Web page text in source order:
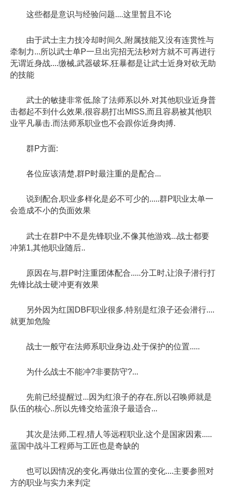
这些都是意识与经验问题....这里暂且不论
由于武士主力技冷却时间久,附属技能又没有连贯性与
牵制力...所以武士单P一旦出完招无法秒对方就不可再进行
无谓近身战....缴械,武器破坏,狂暴都是让武士近身对砍无助
的技能
武士的敏捷非常低,除了法师系以外.对其他职业近身普
击都起不到什么效果,很容易打出MISS,而且容易被其他职
业平凡暴击.而法师系职业也不会跟你近身肉搏.
群P方面:
各位应该清楚,群P时最注重的是配合...
说到配合,职业多样化是必不可少的.....群P职业太单一
会造成不小的负面效果
武士在群P中不是先锋职业,不像其他游戏...战士都要
冲第1,其他职业随后..
原因在与,群P时注重团体配合.....分工时,让浪子潜行打
先锋比战士硬冲更有效果
另外因为红国DBF职业很多,特别是红浪子还会潜行....
就更加危险
战士一般守在法师系职业身边,处于保护的位置.....
为什么战士不能冲?非要防守?...
先前已经提醒过...因为红浪子的存在,所以召唤师就是
队伍的核心..所以先锋交给蓝浪子最适合...
其次是法师,工程,猎人等远程职业,这个是国家因素.....
蓝国中战斗工程师与工匠也是奇缺的
也可以因情况的变化,再做出位置的变化....主要参照对
方的职业与实力来判定